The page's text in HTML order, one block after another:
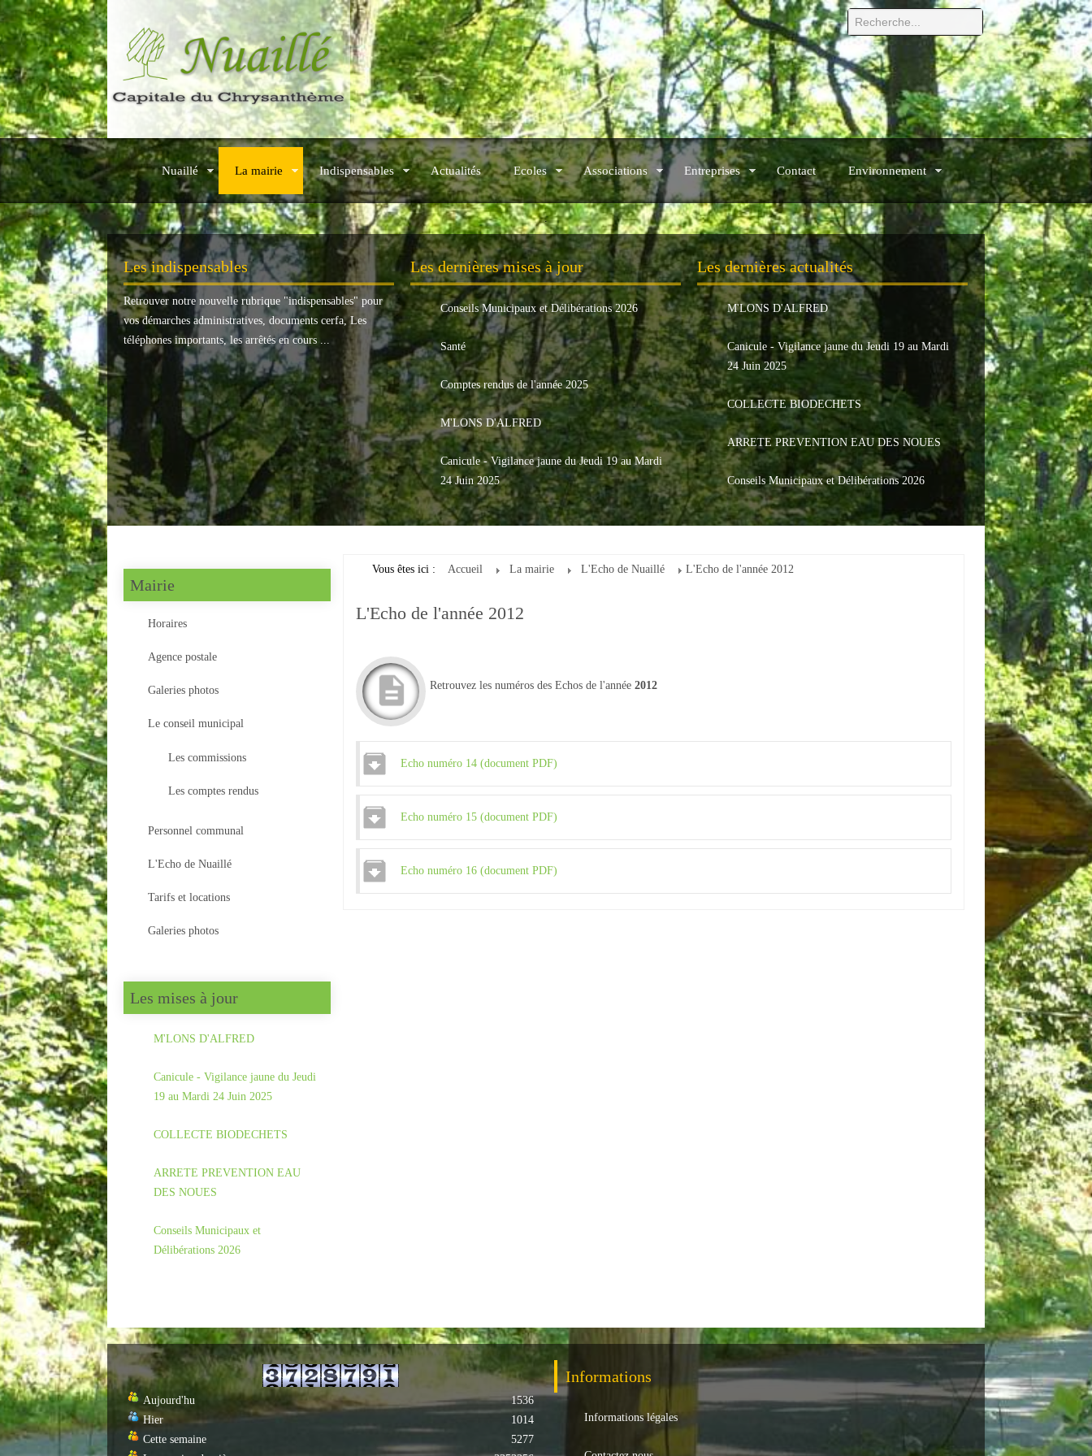
Nuaillé La mairie Indispensables Actualités Ecoles Associations Entreprises Contact Environnement
.
Les indispensables
Retrouver notre nouvelle rubrique "indispensables" pour
vos démarches administratives, documents cerfa, Les
téléphones importants, les arrêtés en cours ...
Les dernières mises à jour
Conseils Municipaux et Délibérations 2026
Santé
Comptes rendus de l'année 2025
M'LONS D'ALFRED
Canicule - Vigilance jaune du Jeudi 19 au Mardi
24 Juin 2025
Les dernières actualités
M'LONS D'ALFRED
Canicule - Vigilance jaune du Jeudi 19 au Mardi
24 Juin 2025
COLLECTE BIODECHETS
ARRETE PREVENTION EAU DES NOUES
Conseils Municipaux et Délibérations 2026
Mairie
Horaires
Agence postale
Galeries photos
Le conseil municipal
Les commissions
Les comptes rendus
Personnel communal
L'Echo de Nuaillé
Tarifs et locations
Galeries photos
Les mises à jour
M'LONS D'ALFRED
Canicule - Vigilance jaune du Jeudi
19 au Mardi 24 Juin 2025
COLLECTE BIODECHETS
ARRETE PREVENTION EAU
DES NOUES
Conseils Municipaux et
Délibérations 2026
Vous êtes ici : Accueil La mairie L'Echo de Nuaillé L'Echo de l'année 2012
L'Echo de l'année 2012
Retrouvez les numéros des Echos de l'année 2012
Echo numéro 14 (document PDF)
Echo numéro 15 (document PDF)
Echo numéro 16 (document PDF)
Aujourd'hu
Hier
Cette semaine
1536
1014
5277
Informations
Informations légales